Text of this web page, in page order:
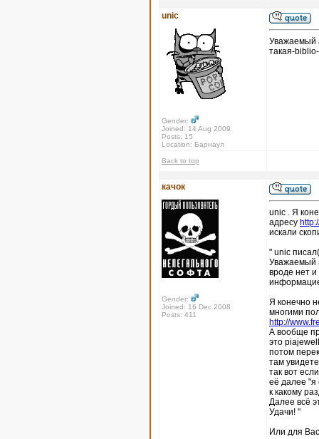
unic
Gender:
Joined: 14 Aug 2009
Posts: 15
Location: Барнаул
Уважаемый
такая-
Back to top
качок
Gender:
Joined: 16 Dec 2008
Posts: 411
unic . Я
адресу
искали
" unic
Уважаемый
вроде нет
Я конечно
многими
http://
А вообще
это
потом
там
так вот
её далее "я
к какому
Далее всё
Удачи! "
Или для